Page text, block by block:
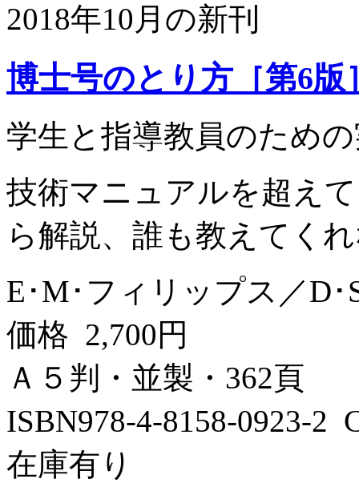
2018年10月の新刊
博士号のとり方［第6版
学生と指導教員のため
技術マニュアルを超え
ら解説、誰も教えてく
E･M･フィリップス／
価格 2,700円
Ａ５判・並製・362頁
ISBN978-4-8158-0923-2
在庫有り